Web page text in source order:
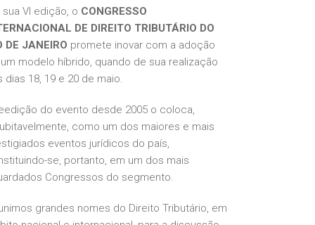
sua VI edição, o CONGRESSO
DE DIREITO TRIBUTÁRIO DO
DE JANEIRO promete inovar com a adoção
modelo híbrido, quando de sua realização
dias 18, 19 e 20 de maio.
do evento desde 2005 o coloca,
como um dos maiores e mais
eventos jurídicos do país,
se, portanto, em um dos mais
Congressos do segmento.
grandes nomes do Direito Tributário, em